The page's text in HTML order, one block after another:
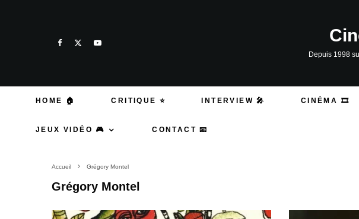
Depuis 1998
HOME 🏠 CRITIQUE ⭐ INTERVIEW 🎤 CINÉMA 🎞️
JEUX VIDÉO 🎮 CONTACT 📧
Accueil Grégory Montel
Grégory Montel